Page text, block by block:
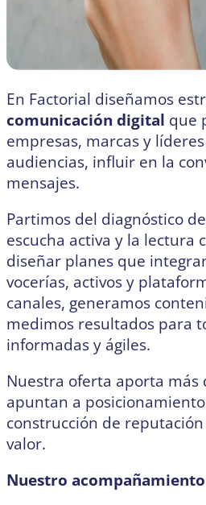
En Factorial diseñamos
comunicación digital que
empresas, marcas y
audiencias, influir en la
mensajes.
Partimos del diagnóstico
escucha activa y la lectura
diseñar planes que
vocerías, activos y
canales, generamos
medimos resultados para
informadas y ágiles.
Nuestra oferta aporta más
apuntan a
construcción de
valor.
Nuestro